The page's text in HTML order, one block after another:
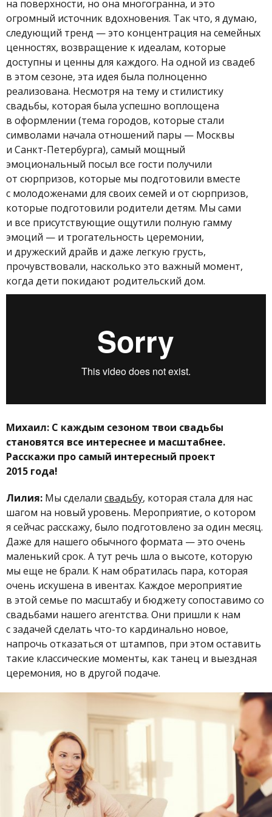
на поверхности, но она многогранна, и это
огромный источник вдохновения. Так что, я думаю,
следующий тренд — это концентрация на семейных
ценностях, возвращение к идеалам, которые
доступны и ценны для каждого. На одной из свадеб
в этом сезоне, эта идея была полноценно
реализована. Несмотря на тему и стилистику
свадьбы, которая была успешно воплощена
в оформлении (тема городов, которые стали
символами начала отношений пары — Москвы
и Санкт-Петербурга), самый мощный
эмоциональный посыл все гости получили
от сюрпризов, которые мы подготовили вместе
с молодоженами для своих семей и от сюрпризов,
которые подготовили родители детям. Мы сами
и все присутствующие ощутили полную гамму
эмоций — и трогательность церемонии,
и дружеский драйв и даже легкую грусть,
прочувствовали, насколько это важный момент,
когда дети покидают родительский дом.
Михаил: С каждым сезоном твои свадьбы
становятся все интереснее и масштабнее.
Расскажи про самый интересный проект
2015 года!
Лилия: Мы сделали свадьбу, которая стала для нас
шагом на новый уровень. Мероприятие, о котором
я сейчас расскажу, было подготовлено за один месяц.
Даже для нашего обычного формата — это очень
маленький срок. А тут речь шла о высоте, которую
мы еще не брали. К нам обратилась пара, которая
очень искушена в ивентах. Каждое мероприятие
в этой семье по масштабу и бюджету сопоставимо со
свадьбами нашего агентства. Они пришли к нам
с задачей сделать что-то кардинально новое,
напрочь отказаться от штампов, при этом оставить
такие классические моменты, как танец и выездная
церемония, но в другой подаче.